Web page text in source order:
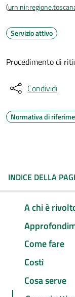
(
Servizio attivo
Procedimento di
Condividi
Normativa di
INDICE DELLA
A chi è
Come fare
Costi
Cosa serve